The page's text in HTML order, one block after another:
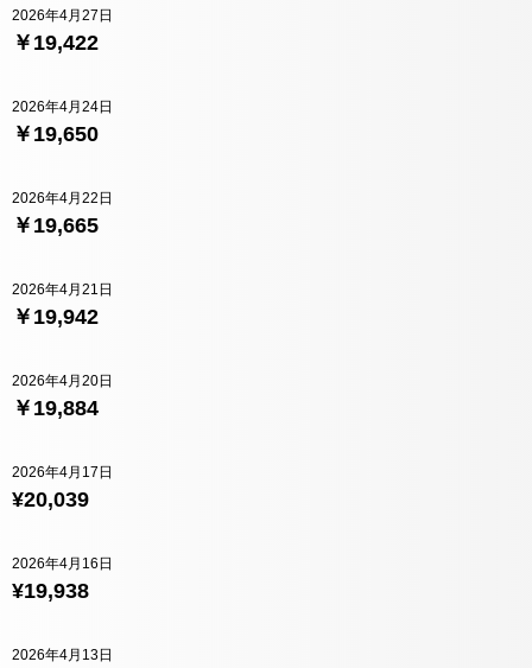
￥19,422
2026年4月27日
￥19,650
2026年4月24日
￥19,665
2026年4月22日
￥19,942
2026年4月21日
￥19,884
2026年4月20日
¥20,039
2026年4月17日
¥19,938
2026年4月16日
2026年4月13日